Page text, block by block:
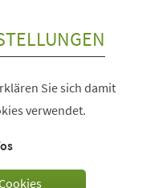
Sie sich damit
verwendet.